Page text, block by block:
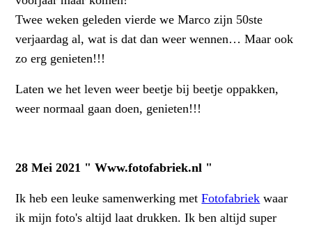
Twee weken geleden vierde we Marco zijn 50ste
verjaardag al, wat is dat dan weer wennen… Maar ook
zo erg genieten!!!
Laten we het leven weer beetje bij beetje oppakken,
weer normaal gaan doen, genieten!!!
28 Mei 2021 " Www.fotofabriek.nl "
Ik heb een leuke samenwerking metFotofabriek waar
ik mijn foto's altijd laat drukken. Ik ben altijd super